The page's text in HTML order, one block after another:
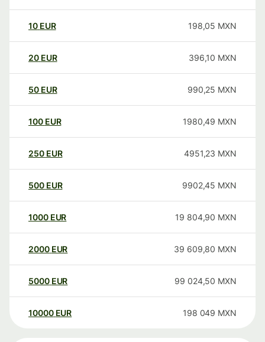
10 EUR 198,05 MXN
20 EUR 396,10 MXN
50 EUR 990,25 MXN
100 EUR 1980,49 MXN
250 EUR 4951,23 MXN
500 EUR 9902,45 MXN
1000 EUR 19 804,90 MXN
2000 EUR 39 609,80 MXN
5000 EUR 99 024,50 MXN
10000 EUR 198 049 MXN